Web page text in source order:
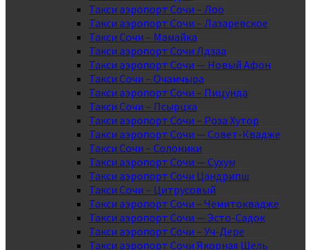
Такси аэропорт Сочи – Лоо
Такси аэропорт Сочи – Лазаревское
Такси Сочи – Мамайка
Такси аэропорт Сочи Лдзаа
Такси аэропорт Сочи — Новый Афон
Такси Сочи – Очамчыра
Такси аэропорт Сочи – Пицунда
Такси Сочи – Псырцха
Такси аэропорт Сочи – Роза Хутор
Такси аэропорт Сочи — Совет-Квадже
Такси Сочи – Солоники
Такси аэропорт Сочи — Сухум
Такси аэропорт Сочи Цандрипш
Такси Сочи – Цитрусовый
Такси аэропорт Сочи – Чемитоквадже
Такси аэропорт Сочи — Эсто-Садок
Такси аэропорт Сочи – Уч-Дере
Такси аэропорт Сочи Якорная Щель